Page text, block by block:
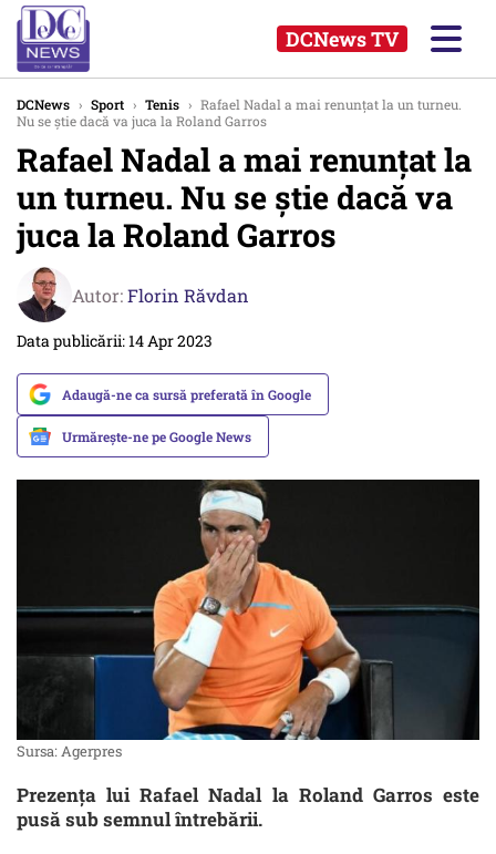
DCNews TV
DCNews › Sport › Tenis › Rafael Nadal a mai renunţat la un turneu.
Nu se ştie dacă va juca la Roland Garros
Rafael Nadal a mai renunţat la
un turneu. Nu se ştie dacă va
juca la Roland Garros
Autor:Florin Răvdan
Data publicării: 14 Apr 2023
Adaugă-ne ca sursă preferată în Google
Urmărește-ne pe Google News
Sursa: Agerpres
Prezenţa lui Rafael Nadal la Roland Garros este
pusă sub semnul întrebării.